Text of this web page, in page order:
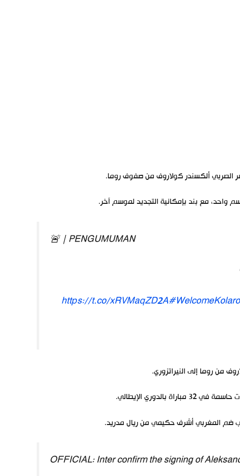
الصربي ألكسندر كولاروف من صفوف روما.
واحد، مع بند بإمكانية التجديد لموسم آخر.
🚨 | PENGUMUMAN
https://t.co/xRVMaqZD2A
من روما إلى النيراتزوري.
ضم المغربي أشرف حكيمي من ريال مدريد.
OFFICIAL: Inter confirm the signing of